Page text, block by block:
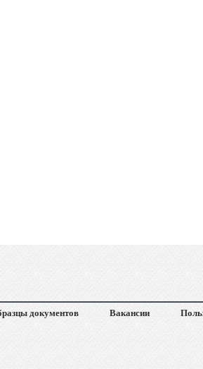
документов Вакансии